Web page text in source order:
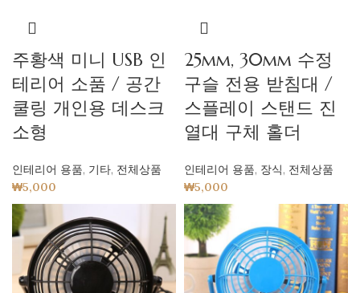
주황색 미니 USB 인
테리어 소품 / 공간
쿨링 개인용 데스크
소형
인테리어 용품, 기타, 전체상품
₩5,000
25mm, 30mm 수정
구슬 전용 받침대 /
스플레이 스탠드 진
열대 구체 홀더
인테리어 용품, 장식, 전체상품
₩5,000